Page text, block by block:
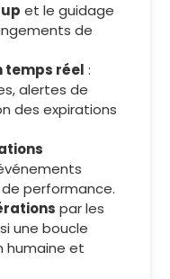
et le guidage
de
temps réel :
alertes de
des expirations
performance.
par les
une boucle
humaine et